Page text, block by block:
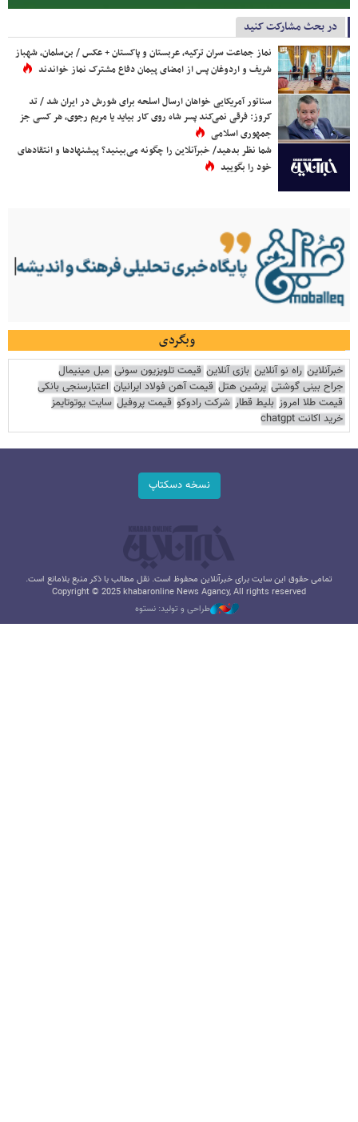
در بحث مشارکت کنید
نماز جماعت سران ترکیه، عربستان و پاکستان + عکس / بن‌سلمان، شهباز
شریف و اردوغان پس از امضای پیمان دفاع مشترک نماز خواندند
سناتور آمریکایی خواهان ارسال اسلحه برای شورش در ایران شد / تد
کروز: فرقی نمی‌کند پسر شاه روی کار بیاید یا مریم رجوی، هر کسی جز
جمهوری اسلامی
شما نظر بدهید/ خبرآنلاین را چگونه می‌بینید؟ پیشنهادها و انتقادهای
خود را بگویید
وبگردی
خبرآنلاین راه نو آنلاین بازی آنلاین قیمت تلویزیون سونی مبل مینیمال
جراح بینی گوشتی پرشین هتل قیمت آهن فولاد ایرانیان اعتبارسنجی بانکی
قیمت طلا امروز بلیط قطار شرکت رادوکو قیمت پروفیل سایت یوتوتایمز
خرید اکانت chatgpt
نسخه دسکتاپ
تمامی حقوق این سایت برای خبرآنلاین محفوظ است. نقل مطالب با ذکر منبع بلامانع است.
Copyright © 2025 khabaronline News Agancy, All rights reserved
طراحی و تولید: نستوه